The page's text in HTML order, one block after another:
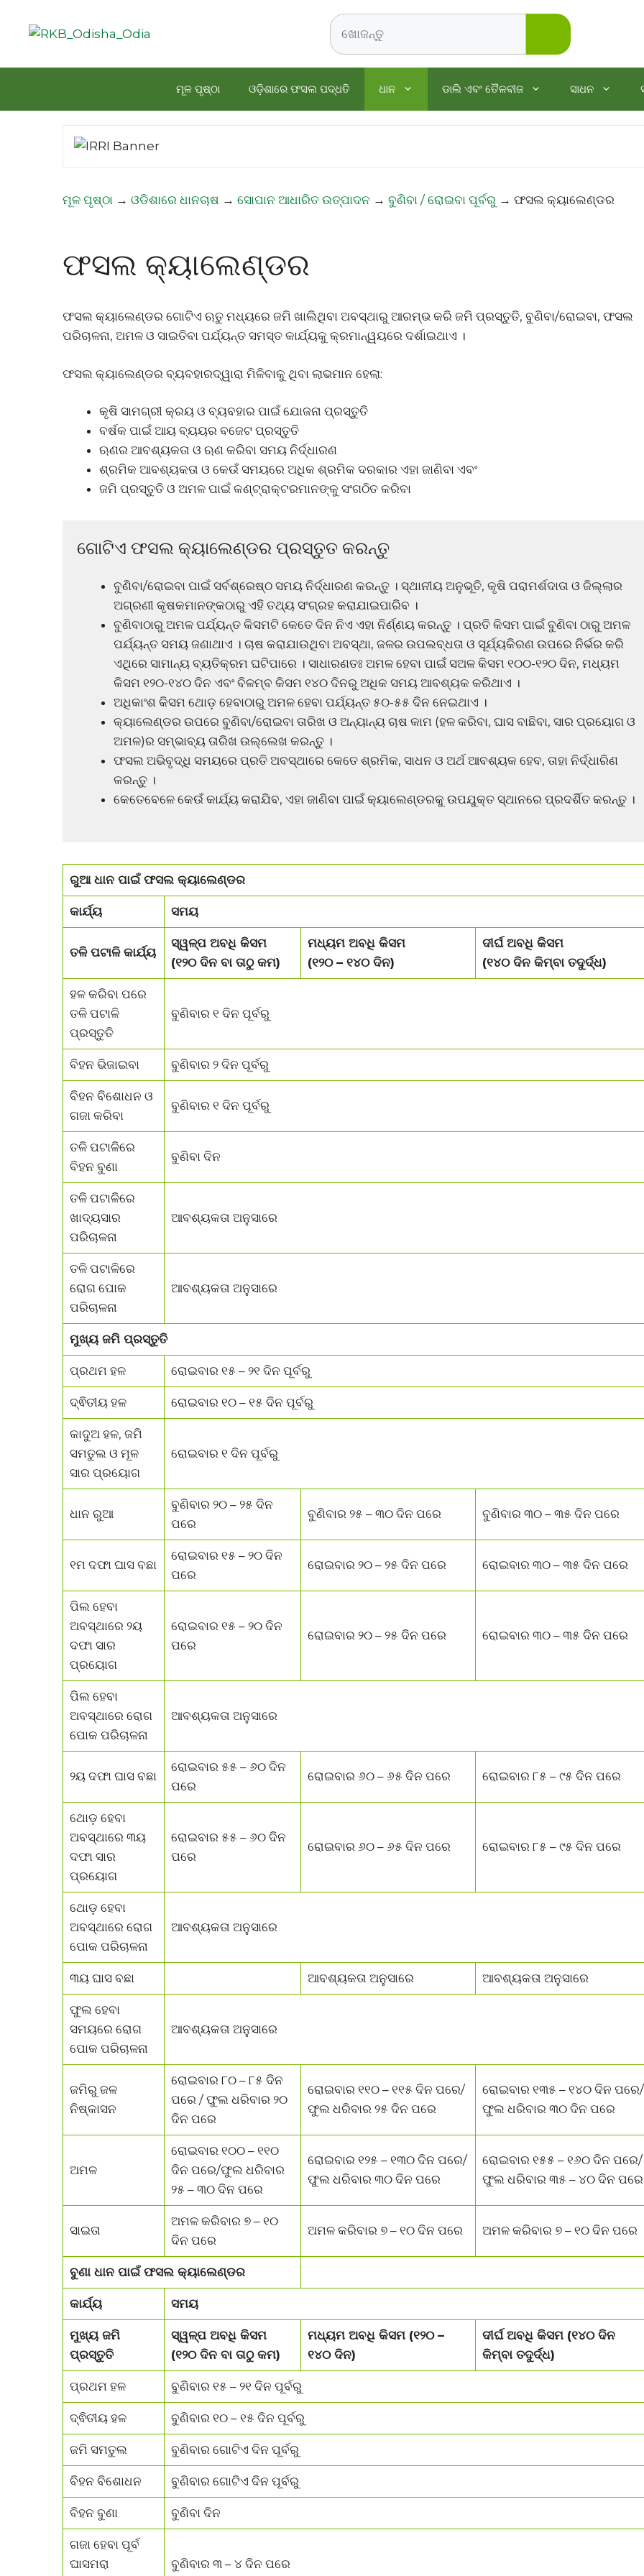
Search
ମୂଳ ପୃଷ୍ଠା ଓଡ଼ିଶାରେ ଫସଲ ପଦ୍ଧତି ଧାନ ଡାଲି ଏବଂ ତୈଳବୀଜ ସାଧନ
ମୂଳ ପୃଷ୍ଠା → ଓଡିଶାରେ ଧାନଚାଷ → ସୋପାନ ଆଧାରିତ ଉତ୍ପାଦନ → ବୁଣିବା / ରୋଇବା ପୂର୍ବରୁ → ଫସଲ କ୍ୟାଲେଣ୍ଡର
ଫସଲ କ୍ୟାଲେଣ୍ଡର
ଫସଲ କ୍ୟାଲେଣ୍ଡର ଗୋଟିଏ ଋତୁ ମଧ୍ୟରେ ଜମି ଖାଲିଥିବା ଅବସ୍ଥାରୁ ଆରମ୍ଭ କରି ଜମି ପ୍ରସ୍ତୁତି, ବୁଣିବା/ରୋଇବା, ଫସଲ
ପରିଚାଳନା, ଅମଳ ଓ ସାଇତିବା ପର୍ଯ୍ୟନ୍ତ ସମସ୍ତ କାର୍ଯ୍ୟକୁ କ୍ରମାନ୍ୱୟରେ ଦର୍ଶାଇଥାଏ ।
ଫସଲ କ୍ୟାଲେଣ୍ଡର ବ୍ୟବହାରଦ୍ୱାରା ମିଳିବାକୁ ଥିବା ଲାଭମାନ ହେଲା:
କୃଷି ସାମଗ୍ରୀ କ୍ରୟ ଓ ବ୍ୟବହାର ପାଇଁ ଯୋଜନା ପ୍ରସ୍ତୁତି
ବର୍ଷକ ପାଇଁ ଆୟ ବ୍ୟୟର ବଜେଟ ପ୍ରସ୍ତୁତି
ଋଣର ଆବଶ୍ୟକତା ଓ ଋଣ କରିବା ସମୟ ନିର୍ଦ୍ଧାରଣ
ଶ୍ରମିକ ଆବଶ୍ୟକତା ଓ କେଉଁ ସମୟରେ ଅଧିକ ଶ୍ରମିକ ଦରକାର ଏହା ଜାଣିବା ଏବଂ
ଜମି ପ୍ରସ୍ତୁତି ଓ ଅମଳ ପାଇଁ କଣ୍ଟ୍ରାକ୍ଟରମାନଙ୍କୁ ସଂଗଠିତ କରିବା
ଗୋଟିଏ ଫସଲ କ୍ୟାଲେଣ୍ଡର ପ୍ରସ୍ତୁତ କରନ୍ତୁ
ବୁଣିବା/ରୋଇବା ପାଇଁ ସର୍ବଶ୍ରେଷ୍ଠ ସମୟ ନିର୍ଦ୍ଧାରଣ କରନ୍ତୁ । ସ୍ଥାନୀୟ ଅନୁଭୂତି, କୃଷି ପରାମର୍ଶଦାତା ଓ ଜିଲ୍ଲାର
ଅଗ୍ରଣୀ କୃଷକମାନଙ୍କଠାରୁ ଏହି ତଥ୍ୟ ସଂଗ୍ରହ କରାଯାଇପାରିବ ।
ବୁଣିବାଠାରୁ ଅମଳ ପର୍ଯ୍ୟନ୍ତ କିସମଟି କେତେ ଦିନ ନିଏ ଏହା ନିର୍ଣ୍ଣୟ କରନ୍ତୁ । ପ୍ରତି କିସମ ପାଇଁ ବୁଣିବା ଠାରୁ ଅମଳ
ପର୍ଯ୍ୟନ୍ତ ସମୟ ଜଣାଥାଏ । ଚାଷ କରାଯାଉଥିବା ଅବସ୍ଥା, ଜଳର ଉପଲବ୍ଧତା ଓ ସୂର୍ଯ୍ୟକିରଣ ଉପରେ ନିର୍ଭର କରି
ଏଥିରେ ସାମାନ୍ୟ ବ୍ୟତିକ୍ରମ ଘଟିପାରେ । ସାଧାରଣତଃ ଅମଳ ହେବା ପାଇଁ ସଅଳ କିସମ ୧୦୦-୧୨୦ ଦିନ, ମଧ୍ୟମ
କିସମ ୧୨୦-୧୪୦ ଦିନ ଏବଂ ବିଳମ୍ବ କିସମ ୧୪୦ ଦିନରୁ ଅଧିକ ସମୟ ଆବଶ୍ୟକ କରିଥାଏ ।
ଅଧିକାଂଶ କିସମ ଥୋଡ଼ ହେବାଠାରୁ ଅମଳ ହେବା ପର୍ଯ୍ୟନ୍ତ ୫୦-୫୫ ଦିନ ନେଇଥାଏ ।
କ୍ୟାଲେଣ୍ଡର ଉପରେ ବୁଣିବା/ରୋଇବା ତାରିଖ ଓ ଅନ୍ୟାନ୍ୟ ଚାଷ କାମ (ହଳ କରିବା, ଘାସ ବାଛିବା, ସାର ପ୍ରୟୋଗ ଓ
ଅମଳ)ର ସମ୍ଭାବ୍ୟ ତାରିଖ ଉଲ୍ଲେଖ କରନ୍ତୁ ।
ଫସଲ ଅଭିବୃଦ୍ଧି ସମୟରେ ପ୍ରତି ଅବସ୍ଥାରେ କେତେ ଶ୍ରମିକ, ସାଧନ ଓ ଅର୍ଥ ଆବଶ୍ୟକ ହେବ, ତାହା ନିର୍ଦ୍ଧାରିଣ
କରନ୍ତୁ ।
କେତେବେଳେ କେଉଁ କାର୍ଯ୍ୟ କରାଯିବ, ଏହା ଜାଣିବା ପାଇଁ କ୍ୟାଲେଣ୍ଡରକୁ ଉପଯୁକ୍ତ ସ୍ଥାନରେ ପ୍ରଦର୍ଶିତ କରନ୍ତୁ ।
ରୁଆ ଧାନ ପାଇଁ ଫସଲ କ୍ୟାଲେଣ୍ଡର
କାର୍ଯ୍ୟ ସମୟ
ତଳି ପଟାଳି କାର୍ଯ୍ୟ
ସ୍ୱଳ୍ପ ଅବଧି କିସମ
(୧୨୦ ଦିନ ବା ତାଠୁ କମ)
ମଧ୍ୟମ ଅବଧି କିସମ
(୧୨୦ – ୧୪୦ ଦିନ)
ଦୀର୍ଘ ଅବଧି କିସମ
(୧୪୦ ଦିନ କିମ୍ବା ତଦୁର୍ଦ୍ଧ)
ହଳ କରିବା ପରେ
ତଳି ପଟାଳି
ପ୍ରସ୍ତୁତି
ବୁଣିବାର ୧ ଦିନ ପୂର୍ବରୁ
ବିହନ ଭିଜାଇବା ବୁଣିବାର ୨ ଦିନ ପୂର୍ବରୁ
ବିହନ ବିଶୋଧନ ଓ
ଗଜା କରିବା
ବୁଣିବାର ୧ ଦିନ ପୂର୍ବରୁ
ତଳି ପଟାଳିରେ
ବିହନ ବୁଣା
ବୁଣିବା ଦିନ
ତଳି ପଟାଳିରେ
ଖାଦ୍ୟସାର
ପରିଚାଳନା
ଆବଶ୍ୟକତା ଅନୁସାରେ
ତଳି ପଟାଳିରେ
ରୋଗ ପୋକ
ପରିଚାଳନା
ଆବଶ୍ୟକତା ଅନୁସାରେ
ମୁଖ୍ୟ ଜମି ପ୍ରସ୍ତୁତି
ପ୍ରଥମ ହଳ ରୋଇବାର ୧୫ – ୨୧ ଦିନ ପୂର୍ବରୁ
ଦ୍ଵିତୀୟ ହଳ ରୋଇବାର ୧୦ – ୧୫ ଦିନ ପୂର୍ବରୁ
କାଦୁଅ ହଳ, ଜମି
ସମତୁଲ ଓ ମୂଳ
ସାର ପ୍ରୟୋଗ
ରୋଇବାର ୧ ଦିନ ପୂର୍ବରୁ
ଧାନ ରୁଆ
ବୁଣିବାର ୨୦ – ୨୫ ଦିନ
ପରେ
ବୁଣିବାର ୨୫ – ୩୦ ଦିନ ପରେ ବୁଣିବାର ୩୦ – ୩୫ ଦିନ ପରେ
୧ମ ଦଫା ଘାସ ବଛା
ରୋଇବାର ୧୫ – ୨୦ ଦିନ
ପରେ
ରୋଇବାର ୨୦ – ୨୫ ଦିନ ପରେ ରୋଇବାର ୩୦ – ୩୫ ଦିନ ପରେ
ପିଲ ହେବା
ଅବସ୍ଥାରେ ୨ୟ
ଦଫା ସାର
ପ୍ରୟୋଗ
ରୋଇବାର ୧୫ – ୨୦ ଦିନ
ପରେ
ରୋଇବାର ୨୦ – ୨୫ ଦିନ ପରେ ରୋଇବାର ୩୦ – ୩୫ ଦିନ ପରେ
ପିଲ ହେବା
ଅବସ୍ଥାରେ ରୋଗ
ପୋକ ପରିଚାଳନା
ଆବଶ୍ୟକତା ଅନୁସାରେ
୨ୟ ଦଫା ଘାସ ବଛା
ରୋଇବାର ୫୫ – ୬୦ ଦିନ
ପରେ
ରୋଇବାର ୬୦ – ୬୫ ଦିନ ପରେ ରୋଇବାର ୮୫ – ୯୫ ଦିନ ପରେ
ଥୋଡ଼ ହେବା
ଅବସ୍ଥାରେ ୩ୟ
ଦଫା ସାର
ପ୍ରୟୋଗ
ରୋଇବାର ୫୫ – ୬୦ ଦିନ
ପରେ
ରୋଇବାର ୬୦ – ୬୫ ଦିନ ପରେ ରୋଇବାର ୮୫ – ୯୫ ଦିନ ପରେ
ଥୋଡ଼ ହେବା
ଅବସ୍ଥାରେ ରୋଗ
ପୋକ ପରିଚାଳନା
ଆବଶ୍ୟକତା ଅନୁସାରେ
୩ୟ ଘାସ ବଛା ଆବଶ୍ୟକତା ଅନୁସାରେ ଆବଶ୍ୟକତା ଅନୁସାରେ
ଫୁଲ ହେବା
ସମୟରେ ରୋଗ
ପୋକ ପରିଚାଳନା
ଆବଶ୍ୟକତା ଅନୁସାରେ
ଜମିରୁ ଜଳ
ନିଷ୍କାସନ
ରୋଇବାର ୮୦ – ୮୫ ଦିନ
ପରେ / ଫୁଲ ଧରିବାର ୨୦
ଦିନ ପରେ
ରୋଇବାର ୧୧୦ – ୧୧୫ ଦିନ ପରେ/
ଫୁଲ ଧରିବାର ୨୫ ଦିନ ପରେ
ରୋଇବାର ୧୩୫ – ୧୪୦ ଦିନ ପରେ/
ଫୁଲ ଧରିବାର ୩୦ ଦିନ ପରେ
ଅମଳ
ରୋଇବାର ୧୦୦ – ୧୧୦
ଦିନ ପରେ/ଫୁଲ ଧରିବାର
୨୫ – ୩୦ ଦିନ ପରେ
ରୋଇବାର ୧୨୫ – ୧୩୦ ଦିନ ପରେ/
ଫୁଲ ଧରିବାର ୩୦ ଦିନ ପରେ
ରୋଇବାର ୧୫୫ – ୧୬୦ ଦିନ ପରେ/
ଫୁଲ ଧରିବାର ୩୫ – ୪୦ ଦିନ ପରେ
ସାଇତା
ଅମଳ କରିବାର ୭ – ୧୦
ଦିନ ପରେ
ଅମଳ କରିବାର ୭ – ୧୦ ଦିନ ପରେ ଅମଳ କରିବାର ୭ – ୧୦ ଦିନ ପରେ
ବୁଣା ଧାନ ପାଇଁ ଫସଲ କ୍ୟାଲେଣ୍ଡର
କାର୍ଯ୍ୟ ସମୟ
ମୁଖ୍ୟ ଜମି
ପ୍ରସ୍ତୁତି
ସ୍ୱଳ୍ପ ଅବଧି କିସମ
(୧୨୦ ଦିନ ବା ତାଠୁ କମ)
ମଧ୍ୟମ ଅବଧି କିସମ (୧୨୦ –
୧୪୦ ଦିନ)
ଦୀର୍ଘ ଅବଧି କିସମ (୧୪୦ ଦିନ
କିମ୍ବା ତଦୁର୍ଦ୍ଧ)
ପ୍ରଥମ ହଳ ବୁଣିବାର ୧୫ – ୨୧ ଦିନ ପୂର୍ବରୁ
ଦ୍ଵିତୀୟ ହଳ ବୁଣିବାର ୧୦ – ୧୫ ଦିନ ପୂର୍ବରୁ
ଜମି ସମତୁଲ ବୁଣିବାର ଗୋଟିଏ ଦିନ ପୂର୍ବରୁ
ବିହନ ବିଶୋଧନ ବୁଣିବାର ଗୋଟିଏ ଦିନ ପୂର୍ବରୁ
ବିହନ ବୁଣା ବୁଣିବା ଦିନ
ଗଜା ହେବା ପୂର୍ବ
ଘାସମରା
ବୁଣିବାର ୩ – ୪ ଦିନ ପରେ